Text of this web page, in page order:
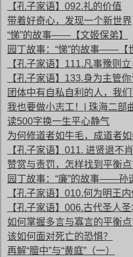
【孔子家语】092.礼的价值
带着好奇心，发现一个新世界
“悌”的故事——【文姬保弟】
园丁故事：“悌”的故事——【
【孔子家语】111.凡事豫则
【孔子家语】133.身为主管你
团体中有自私自利的人，我们
我也要做小志工！| 珠海二部
读500字换一生平心静气
为何修道者如牛毛，成道者如
【孔子家语】011. 进贤退不
赞赏与责罚，怎样找到平衡点
园丁故事：“廉”的故事——孙
【孔子家语】010.何为明王内
【孔子家语】006.古代圣人
如何掌握多言与寡言的平衡点
该如何面对死亡的恐惧？
再解“膻中”与“黄庭”（一）